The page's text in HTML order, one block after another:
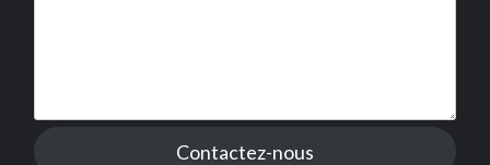
Contactez-nous